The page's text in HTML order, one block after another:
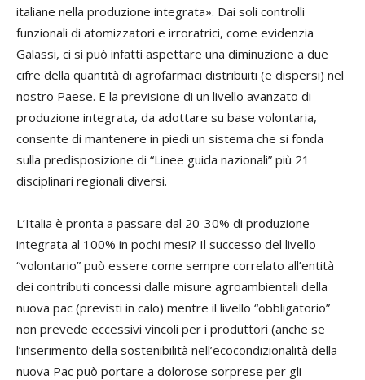
italiane nella produzione integrata». Dai soli controlli
funzionali di atomizzatori e irroratrici, come evidenzia
Galassi, ci si può infatti aspettare una diminuzione a due
cifre della quantità di agrofarmaci distribuiti (e dispersi) nel
nostro Paese. E la previsione di un livello avanzato di
produzione integrata, da adottare su base volontaria,
consente di mantenere in piedi un sistema che si fonda
sulla predisposizione di “Linee guida nazionali” più 21
disciplinari regionali diversi.
L’Italia è pronta a passare dal 20-30% di produzione
integrata al 100% in pochi mesi? Il successo del livello
“volontario” può essere come sempre correlato all’entità
dei contributi concessi dalle misure agroambientali della
nuova pac (previsti in calo) mentre il livello “obbligatorio”
non prevede eccessivi vincoli per i produttori (anche se
l’inserimento della sostenibilità nell’ecocondizionalità della
nuova Pac può portare a dolorose sorprese per gli